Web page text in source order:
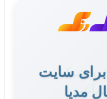
برای سایت
مدیا